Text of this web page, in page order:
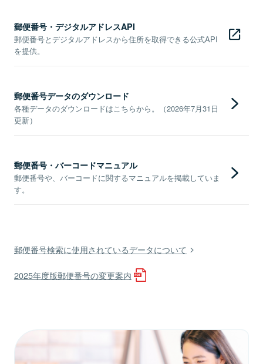
郵便番号・デジタルアドレスAPI
郵便番号とデジタルアドレスから住所を取得できる公式API
を提供。
郵便番号データのダウンロード
各種データのダウンロードはこちらから。（2026年7月31日
更新）
郵便番号・バーコードマニュアル
郵便番号や、バーコードに関するマニュアルを掲載していま
す。
郵便番号検索に使用されているデータについて
2025年度版郵便番号の変更案内